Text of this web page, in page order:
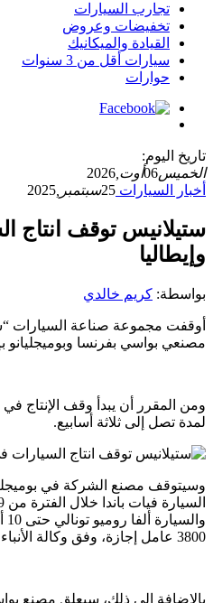
تجارب السيارات
تخفيضات وعروض
القيادة والميكانيك
سيارات أقل من 3 سنوات
حوارات
تاريخ اليوم:
الخميس06أوت, 2026
أخبار السيارات 25سبتمبر, 2025
ستيلانيس توقف انتاج
وإيطاليا
بواسطة: كريم خالدي
أوقفت مجموعة صناعة السيارات
مصنعي بواسي بفرنسا وبوميجليانو
ومن المقرر أن يبدأ وقف الإنتاج في
لمدة تصل إلى ثلاثة أسابيع.
وسيتوقف مصنع الشركة في
3800 عامل إجازة، وفق وكالة الأنباء الألمانية “د ب أ”.